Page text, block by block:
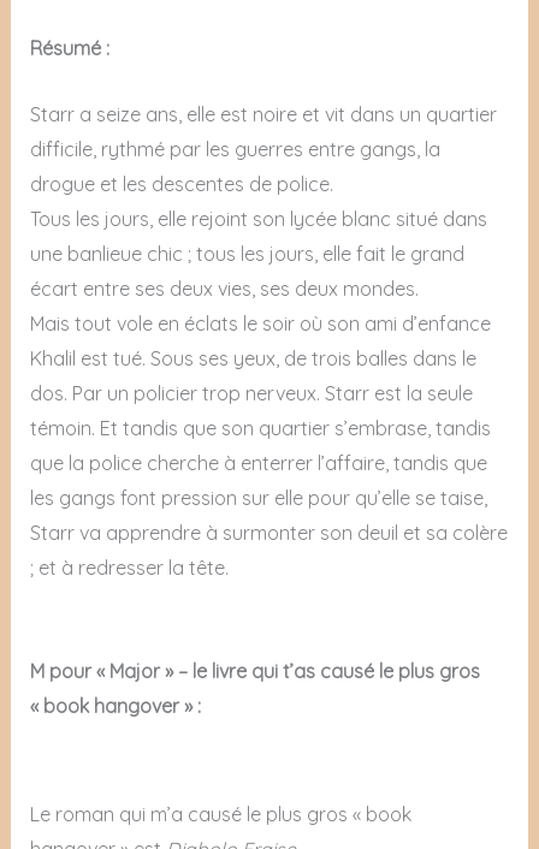
Résumé :
Starr a seize ans, elle est noire et vit dans un quartier
difficile, rythmé par les guerres entre gangs, la
drogue et les descentes de police.
Tous les jours, elle rejoint son lycée blanc situé dans
une banlieue chic ; tous les jours, elle fait le grand
écart entre ses deux vies, ses deux mondes.
Mais tout vole en éclats le soir où son ami d’enfance
Khalil est tué. Sous ses yeux, de trois balles dans le
dos. Par un policier trop nerveux. Starr est la seule
témoin. Et tandis que son quartier s’embrase, tandis
que la police cherche à enterrer l’affaire, tandis que
les gangs font pression sur elle pour qu’elle se taise,
Starr va apprendre à surmonter son deuil et sa colère
; et à redresser la tête.
M pour « Major » – le livre qui t’as causé le plus gros
« book hangover » :
Le roman qui m’a causé le plus gros « book